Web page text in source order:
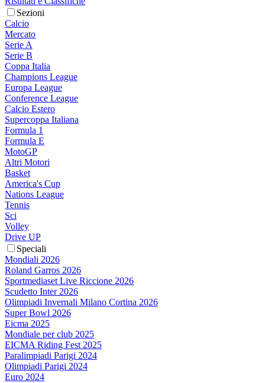
Sezioni
Calcio
Mercato
Serie A
Serie B
Coppa Italia
Champions League
Europa League
Conference League
Calcio Estero
Supercoppa Italiana
Formula 1
Formula E
MotoGP
Altri Motori
Basket
America's Cup
Nations League
Tennis
Sci
Volley
Drive UP
Speciali
Mondiali 2026
Roland Garros 2026
Sportmediaset Live Riccione 2026
Scudetto Inter 2026
Olimpiadi Invernali Milano Cortina 2026
Super Bowl 2026
Eicma 2025
Mondiale per club 2025
EICMA Riding Fest 2025
Paralimpiadi Parigi 2024
Olimpiadi Parigi 2024
Euro 2024